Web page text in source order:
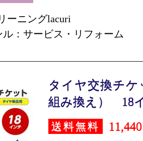
ーニングlacuri
：サービス・リフォーム
タイヤ交換チ
組み換え） 18
送料無料